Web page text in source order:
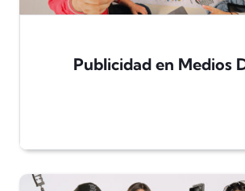
Publicidad en Medios